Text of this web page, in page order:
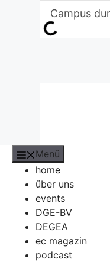
Menü
home
über uns
events
DGE-BV
DEGEA
ec magazin
podcast